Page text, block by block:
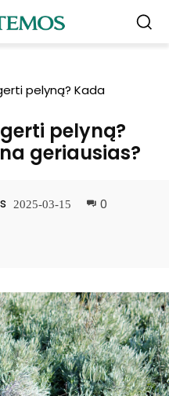
pelyną? Kada
pelyną?
geriausias?
2025-03-15 0